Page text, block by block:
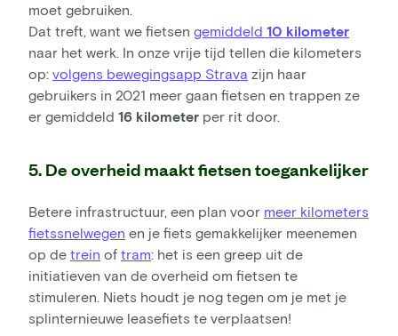
moet gebruiken.
Dat treft, want we fietsen gemiddeld 10 kilometer
naar het werk. In onze vrije tijd tellen die kilometers
op: volgens bewegingsapp Strava zijn haar
gebruikers in 2021 meer gaan fietsen en trappen ze
er gemiddeld 16 kilometer per rit door.
5. De overheid maakt fietsen toegankelijker
Betere infrastructuur, een plan voor meer kilometers
fietssnelwegen en je fiets gemakkelijker meenemen
op de trein of tram: het is een greep uit de
initiatieven van de overheid om fietsen te
stimuleren. Niets houdt je nog tegen om je met je
splinternieuwe leasefiets te verplaatsen!